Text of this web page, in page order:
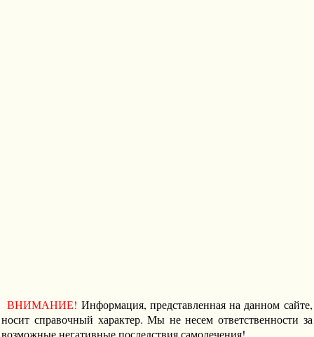
ВНИМАНИЕ! Информация, представленная на данном сайте,
носит справочный характер. Мы не несем ответственности за
возможные негативные последствия самолечения!